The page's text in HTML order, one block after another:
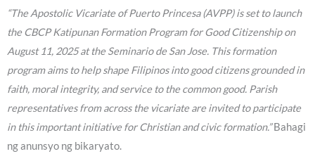
“The Apostolic Vicariate of Puerto Princesa (AVPP) is set to launch
the CBCP Katipunan Formation Program for Good Citizenship on
August 11, 2025 at the Seminario de San Jose. This formation
program aims to help shape Filipinos into good citizens grounded in
faith, moral integrity, and service to the common good. Parish
representatives from across the vicariate are invited to participate
in this important initiative for Christian and civic formation.”Bahagi
ng anunsyo ng bikaryato.